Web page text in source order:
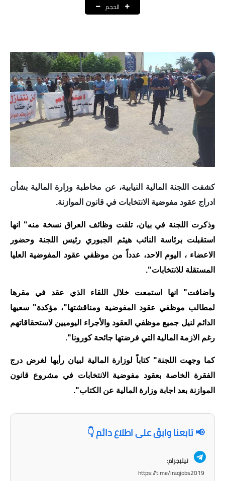
الرواتب والقروض
القروض والسلف
المنح المالية
قطع الاراضي
اخبار العراق
الاخبار السياسية
الاخبار الامنية
الاخبار الاقتصادية
المدارس
اخبار وقرارات وزارة التربية
المرحلة الابتدائية
المرحلة المتوسطة
المرحلة الاعدادية
اسئلة وزارية
المرحلة المتوسطة
الحجم
كشفت اللجنة المالية النيابية، عن مخاطبة وزارة المالية بشأن
ادراج عقود مفوضية الانتخابات في قانون الموازنة.
وذكرت اللجنة في بيان، تلقت وظائف العراق نسخة منه" انها
استقبلت برئاسة النائب هيثم الجبوري رئيس اللجنة وحضور
الاعضاء ، اليوم الاحد، عدداً من موظفي عقود المفوضية العليا
المستقلة للانتخابات".
واضافت" انها استمعت خلال اللقاء الذي عقد في مقرها
لمطالب موظفي عقود المفوضية ومناقشتها"، مؤكدة" سعيها
الدائم لنيل جميع موظفي العقود والأجراء اليوميين لاستحقاقاتهم
رغم الازمة المالية التي فرضتها جائحة كورونا".
كما وجهت اللجنة" كتاباً لوزارة المالية لبيان رأيها لغرض درج
الفقرة الخاصة بعقود مفوضية الانتخابات في مشروع قانون
الموازنة بعد اجابة وزارة المالية عن الكتاب".
📢 تابعنا وابقَ على اطلاع دائم 👇
تيليجرام:
https://t.me/iraqjobs2019